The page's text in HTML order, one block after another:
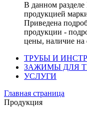
В данном
продукцией
Приведена
продукции -
цены, наличие на
ТРУБЫ И
ЗАЖИМЫ ДЛЯ
УСЛУГИ
Главная страница
Продукция